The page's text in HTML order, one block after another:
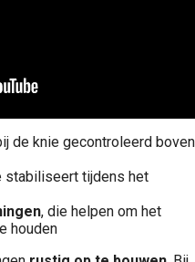
de knie gecontroleerd boven
stabiliseert tijdens het
, die helpen om het
houden